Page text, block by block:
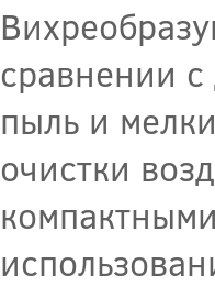
сравнении
пыль и
очистки